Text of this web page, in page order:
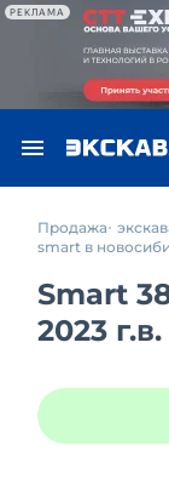
РЕКЛАМА
Продажа
smart в
Smart
2023 г.в.